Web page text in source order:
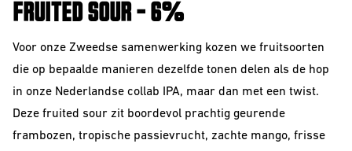
FRUITED SOUR - 6%
Voor onze Zweedse samenwerking kozen we fruitsoorten
die op bepaalde manieren dezelfde tonen delen als de hop
in onze Nederlandse collab IPA, maar dan met een twist.
Deze fruited sour zit boordevol prachtig geurende
frambozen, tropische passievrucht, zachte mango, frisse